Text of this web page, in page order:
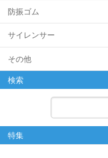
防振ゴム
サイレンサー
その他
検索
特集